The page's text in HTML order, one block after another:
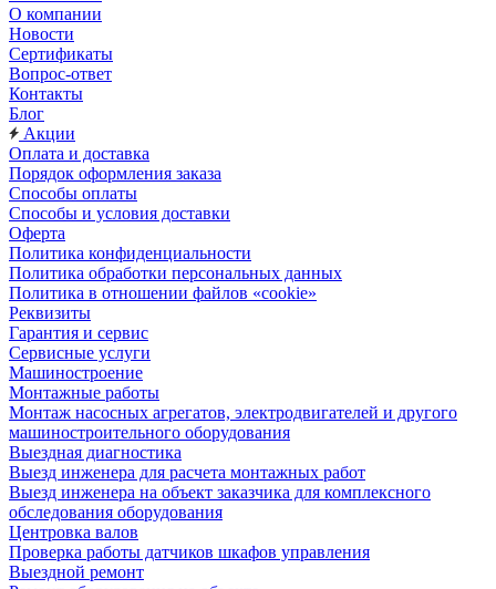
О компании
Новости
Сертификаты
Вопрос-ответ
Контакты
Блог
Акции
Оплата и доставка
Порядок оформления заказа
Способы оплаты
Способы и условия доставки
Оферта
Политика конфиденциальности
Политика обработки персональных данных
Политика в отношении файлов «cookie»
Реквизиты
Гарантия и сервис
Сервисные услуги
Машиностроение
Монтажные работы
Монтаж насосных агрегатов, электродвигателей и другого
машиностроительного оборудования
Выездная диагностика
Выезд инженера для расчета монтажных работ
Выезд инженера на объект заказчика для комплексного
обследования оборудования
Центровка валов
Проверка работы датчиков шкафов управления
Выездной ремонт